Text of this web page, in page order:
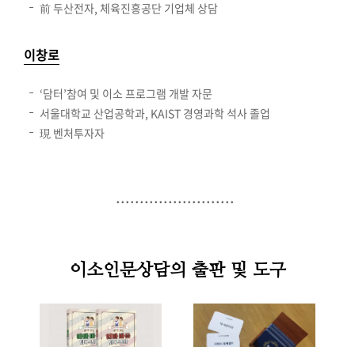
前 두산전자, 체육진흥공단 기업체 상담
이창로
‘담터’참여 및 이소 프로그램 개발 자문
서울대학교 산업공학과, KAIST 경영과학 석사 졸업
現 벤처투자자
.........................
이소인문상담의 출판 및 도구